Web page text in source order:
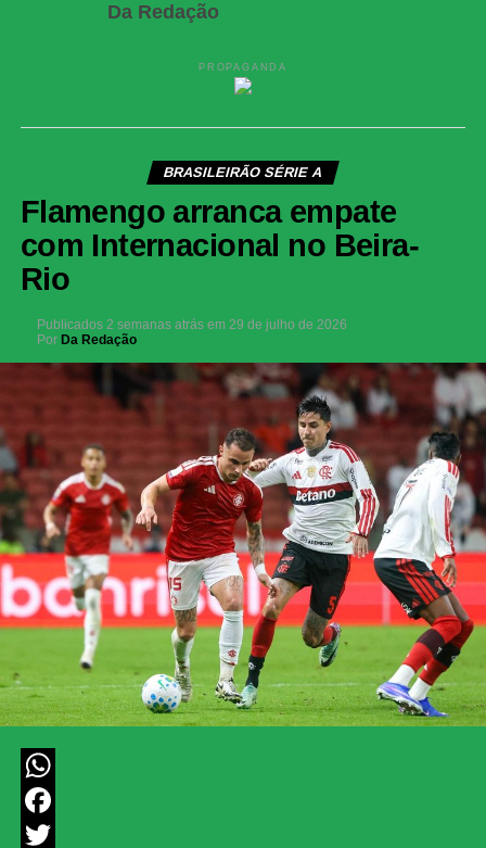
Da Redação
PROPAGANDA
BRASILEIRÃO SÉRIE A
Flamengo arranca empate
com Internacional no Beira-
Rio
Publicados 2 semanas atrás em 29 de julho de 2026
Por Da Redação
WhatsApp
Facebook